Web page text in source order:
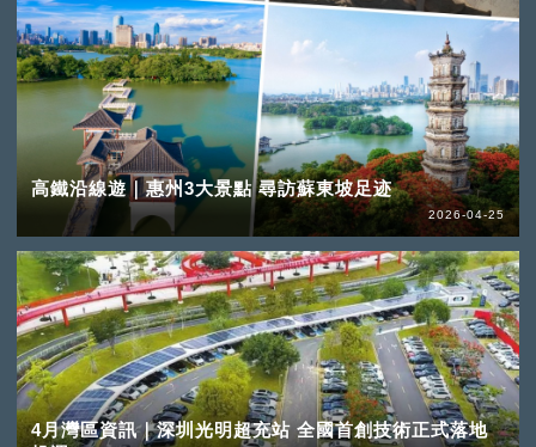
高鐵沿線遊｜惠州3大景點 尋訪蘇東坡足迹
2026-04-25
4月灣區資訊｜深圳光明超充站 全國首創技術正式落地